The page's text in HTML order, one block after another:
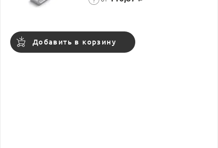
Добавить в корзину